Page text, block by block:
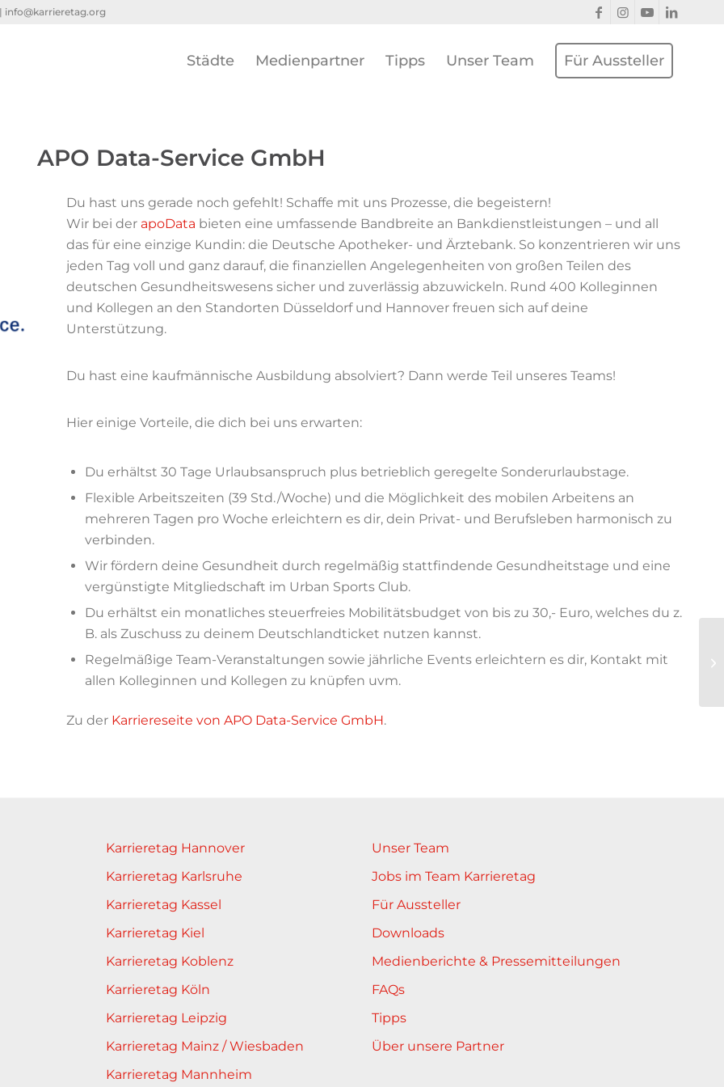
info@karrieretag.org
Städte Medienpartner Tipps Unser Team Für Aussteller
APO Data-Service GmbH
Du hast uns gerade noch gefehlt! Schaffe mit uns Prozesse, die begeistern!
Wir bei der apoData bieten eine umfassende Bandbreite an Bankdienstleistungen – und all
das für eine einzige Kundin: die Deutsche Apotheker- und Ärztebank. So konzentrieren wir uns
jeden Tag voll und ganz darauf, die finanziellen Angelegenheiten von großen Teilen des
deutschen Gesundheitswesens sicher und zuverlässig abzuwickeln. Rund 400 Kolleginnen
und Kollegen an den Standorten Düsseldorf und Hannover freuen sich auf deine
Unterstützung.
Du hast eine kaufmännische Ausbildung absolviert? Dann werde Teil unseres Teams!
Hier einige Vorteile, die dich bei uns erwarten:
Du erhältst 30 Tage Urlaubsanspruch plus betrieblich geregelte Sonderurlaubstage.
Flexible Arbeitszeiten (39 Std./Woche) und die Möglichkeit des mobilen Arbeitens an
mehreren Tagen pro Woche erleichtern es dir, dein Privat- und Berufsleben harmonisch zu
verbinden.
Wir fördern deine Gesundheit durch regelmäßig stattfindende Gesundheitstage und eine
vergünstigte Mitgliedschaft im Urban Sports Club.
Du erhältst ein monatliches steuerfreies Mobilitätsbudget von bis zu 30,- Euro, welches du z.
B. als Zuschuss zu deinem Deutschlandticket nutzen kannst.
Regelmäßige Team-Veranstaltungen sowie jährliche Events erleichtern es dir, Kontakt mit
allen Kolleginnen und Kollegen zu knüpfen uvm.
Zu der Karriereseite von APO Data-Service GmbH.
Karrieretag Hannover
Karrieretag Karlsruhe
Karrieretag Kassel
Karrieretag Kiel
Karrieretag Koblenz
Karrieretag Köln
Karrieretag Leipzig
Karrieretag Mainz / Wiesbaden
Karrieretag Mannheim
Unser Team
Jobs im Team Karrieretag
Für Aussteller
Downloads
Medienberichte & Pressemitteilungen
FAQs
Tipps
Über unsere Partner